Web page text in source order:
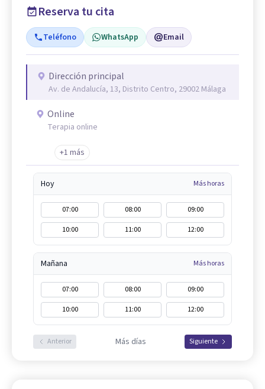
Reserva tu cita
Teléfono WhatsApp Email
Dirección principal
Av. de Andalucía, 13, Distrito Centro, 29002 Málaga
Online
Terapia online
+1 más
Hoy Más horas
07:00 08:00
09:00
10:00
11:00 12:00
Mañana Más horas
07:00 08:00
09:00
10:00
11:00 12:00
Anterior Más días Siguiente